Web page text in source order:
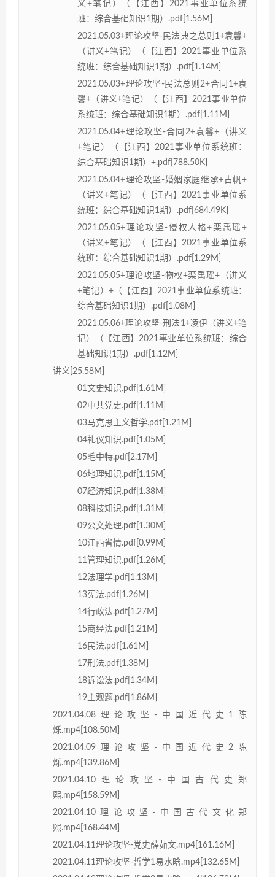
义+笔记）（【江西】2021事业单位系统
班：综合基础知识1期）.pdf[1.56M]
2021.05.03+理论攻坚-民法典之总则1+袁馨+
（讲义+笔记）（【江西】2021事业单位系
统班：综合基础知识1期）.pdf[1.14M]
2021.05.03+理论攻坚-民法总则2+合同1+袁
馨+（讲义+笔记）（【江西】2021事业单位
系统班：综合基础知识1期）.pdf[1.11M]
2021.05.04+理论攻坚-合同2+袁馨+（讲义
+笔记）（【江西】2021事业单位系统班：
综合基础知识1期）+.pdf[788.50K]
2021.05.04+理论攻坚-婚姻家庭继承+古帆+
（讲义+笔记）（【江西】2021事业单位系
统班：综合基础知识1期）.pdf[684.49K]
2021.05.05+理论攻坚-侵权人格+栾禹瑶+
（讲义+笔记）（【江西】2021事业单位系
统班：综合基础知识1期）.pdf[1.29M]
2021.05.05+理论攻坚-物权+栾禹瑶+（讲义
+笔记）+（【江西】2021事业单位系统班：
综合基础知识1期）.pdf[1.08M]
2021.05.06+理论攻坚-刑法1+凌伊（讲义+笔
记）（【江西】2021事业单位系统班：综合
基础知识1期）.pdf[1.12M]
讲义[25.58M]
01文史知识.pdf[1.61M]
02中共党史.pdf[1.11M]
03马克思主义哲学.pdf[1.21M]
04礼仪知识.pdf[1.05M]
05毛中特.pdf[2.17M]
06地理知识.pdf[1.15M]
07经济知识.pdf[1.38M]
08科技知识.pdf[1.31M]
09公文处理.pdf[1.30M]
10江西省情.pdf[0.99M]
11管理知识.pdf[1.26M]
12法理学.pdf[1.13M]
13宪法.pdf[1.26M]
14行政法.pdf[1.27M]
15商经法.pdf[1.21M]
16民法.pdf[1.61M]
17刑法.pdf[1.38M]
18诉讼法.pdf[1.34M]
19主观题.pdf[1.86M]
2021.04.08理论攻坚-中国近代史1陈
烁.mp4[108.50M]
2021.04.09理论攻坚-中国近代史2陈
烁.mp4[139.86M]
2021.04.10理论攻坚-中国古代史郑
熙.mp4[158.59M]
2021.04.10理论攻坚-中国古代文化郑
熙.mp4[168.44M]
2021.04.11理论攻坚-党史薛茹文.mp4[161.16M]
2021.04.11理论攻坚-哲学1易水晗.mp4[132.65M]